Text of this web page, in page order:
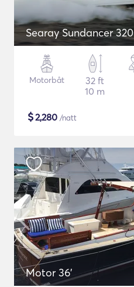
Searay Sundancer 320
Motorbåt
32 ft
10 m
$2,280 /natt
Motor 36'